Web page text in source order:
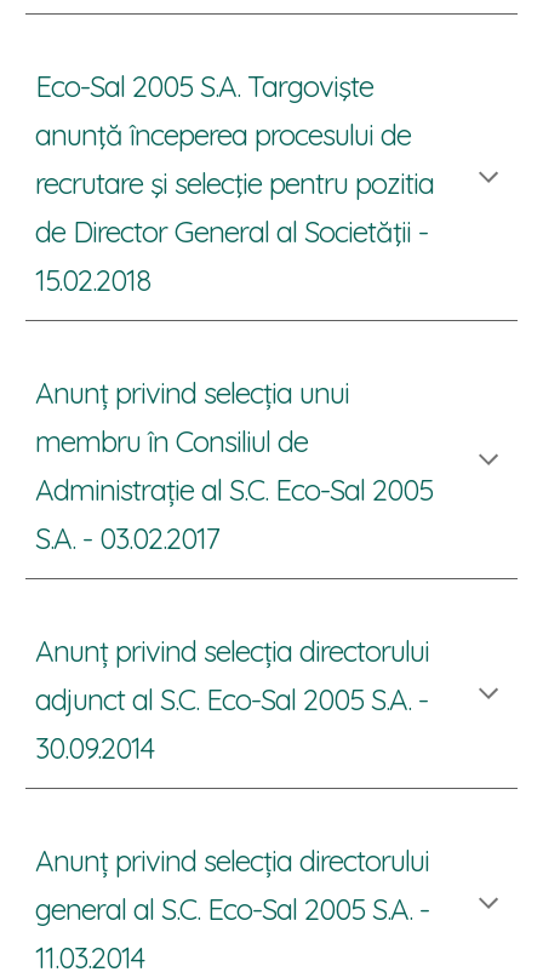
Eco-Sal 2005 S.A. Targovişte
anunţă începerea procesului de
recrutare şi selecţie pentru pozitia
de Director General al Societăţii -
15.02.2018
Anunț privind selecția unui
membru în Consiliul de
Administrație al S.C. Eco-Sal 2005
S.A. - 03.02.2017
Anunț privind selecția directorului
adjunct al S.C. Eco-Sal 2005 S.A. -
30.09.2014
Anunț privind selecția directorului
general al S.C. Eco-Sal 2005 S.A. -
11.03.2014